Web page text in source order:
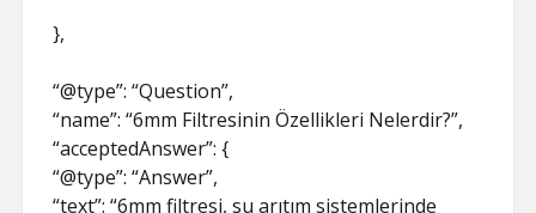
},
“@type”: “Question”,
“name”: “6mm Filtresinin Özellikleri Nelerdir?”,
“acceptedAnswer”: {
“@type”: “Answer”,
“text”: “6mm filtresi, su arıtım sistemlerinde